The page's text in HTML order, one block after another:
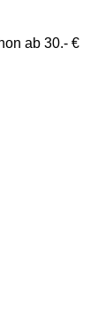
ab 30.- €